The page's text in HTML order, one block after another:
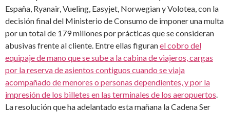
España, Ryanair, Vueling, Easyjet, Norwegian y Volotea, con la
decisión final del Ministerio de Consumo de imponer una multa
por un total de 179 millones por prácticas que se consideran
abusivas frente al cliente. Entre ellas figuranel cobro del
equipaje de mano que se sube a la cabina de viajeros, cargas
por la reserva de asientos contiguos cuando se viaja
acompañado de menores o personas dependientes, y por la
impresión de los billetes en las terminales de los aeropuertos
La resolución que ha adelantado esta mañana la Cadena Ser